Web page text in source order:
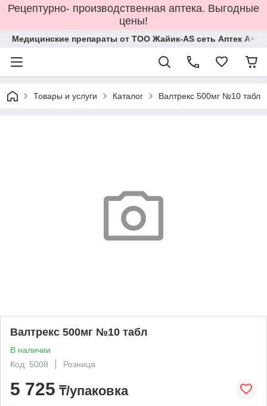
Рецептурно- производственная аптека. Выгодные
цены!
Медицинские препараты от ТОО Жайик-AS сеть Аптек А+
Товары и услуги Каталог Валтрекс 500мг №10 табл
Валтрекс 500мг №10 табл
В наличии
Код: 5008
Розница
5 725 ₸/упаковка